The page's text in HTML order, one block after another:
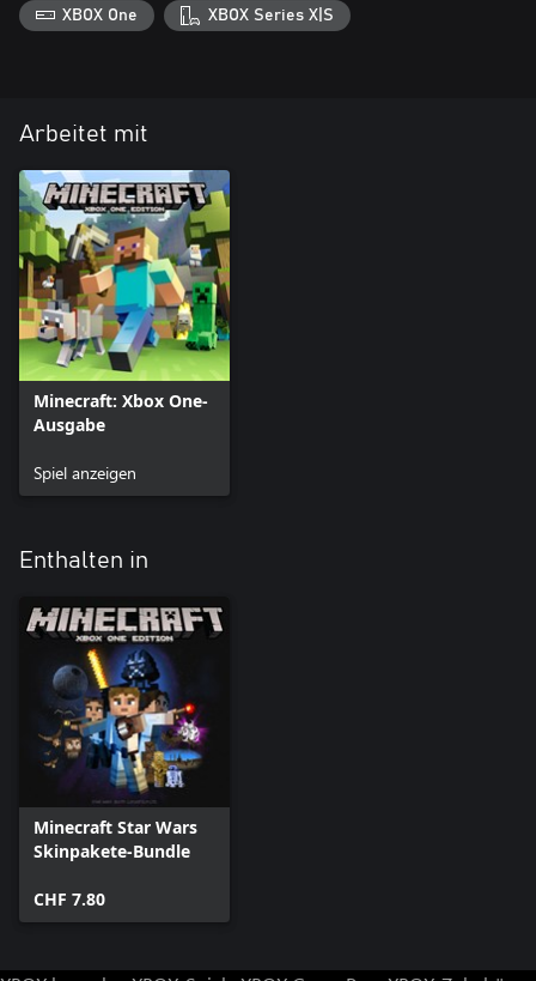
XBOX One XBOX Series X|S
Arbeitet mit
Minecraft: Xbox One-
Ausgabe
Spiel anzeigen
Enthalten in
Minecraft Star Wars
Skinpakete-Bundle
CHF 7.80